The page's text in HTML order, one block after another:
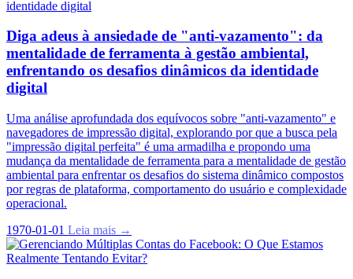
Diga adeus à ansiedade de "anti-vazamento": da
mentalidade de ferramenta à gestão ambiental,
enfrentando os desafios dinâmicos da identidade
digital
Uma análise aprofundada dos equívocos sobre "anti-vazamento" e
navegadores de impressão digital, explorando por que a busca pela
"impressão digital perfeita" é uma armadilha e propondo uma
mudança da mentalidade de ferramenta para a mentalidade de gestão
ambiental para enfrentar os desafios do sistema dinâmico compostos
por regras de plataforma, comportamento do usuário e complexidade
operacional.
1970-01-01 Leia mais →